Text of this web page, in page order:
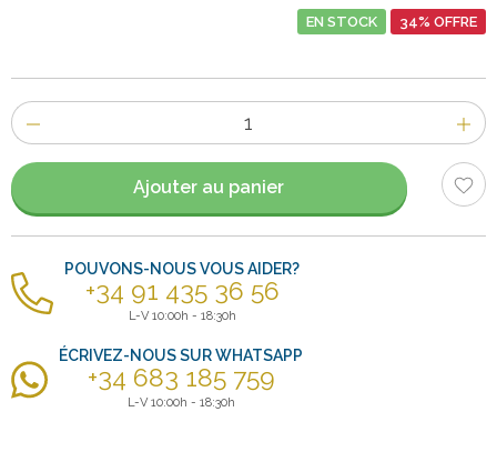
EN STOCK 34% OFFRE
Nombre
d'items
Ajouter au panier
POUVONS-NOUS VOUS AIDER?
+34 91 435 36 56
L-V 10:00h - 18:30h
ÉCRIVEZ-NOUS SUR WHATSAPP
+34 683 185 759
L-V 10:00h - 18:30h